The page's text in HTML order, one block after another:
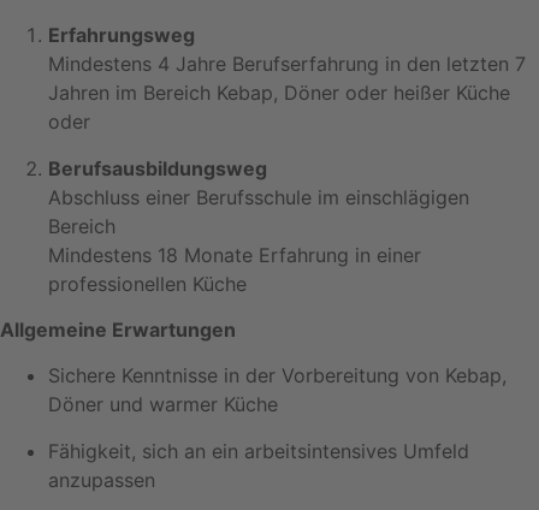
Erfahrungsweg
Mindestens 4 Jahre Berufserfahrung in den letzten 7
Jahren im Bereich Kebap, Döner oder heißer Küche
oder
Berufsausbildungsweg
Abschluss einer Berufsschule im einschlägigen
Bereich
Mindestens 18 Monate Erfahrung in einer
professionellen Küche
Allgemeine Erwartungen
Sichere Kenntnisse in der Vorbereitung von Kebap,
Döner und warmer Küche
Fähigkeit, sich an ein arbeitsintensives Umfeld
anzupassen